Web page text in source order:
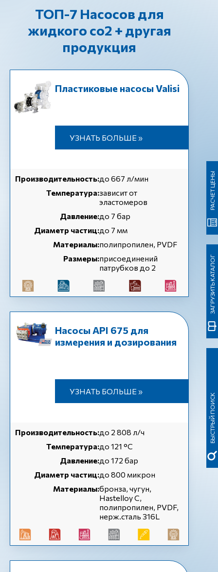
ТОП-7 Насосов для
жидкого со2 + другая
продукция
Пластиковые насосы Valisi
УЗНАТЬ БОЛЬШЕ »
Производительность:до 667 л/мин
Температура:зависит от
эластомеров
Давление:до 7 бар
Диаметр частиц:до 7 мм
Материалы:полипропилен, PVDF
Размеры:присоединений
патрубков до 2
Насосы API 675 для
измерения и дозирования
УЗНАТЬ БОЛЬШЕ »
Производительность:до 2 808 л/ч
Температура:до 121 °С
Давление:до 172 бар
Диаметр частиц:до 800 микрон
Материалы:бронза, чугун,
Hastelloy C,
полипропилен, PVDF,
нерж.сталь 316L
БЫСТРЫЙ ПОИСК
ЗАГРУЗИТЬ КАТАЛОГ
РАСЧЕТ ЦЕНЫ